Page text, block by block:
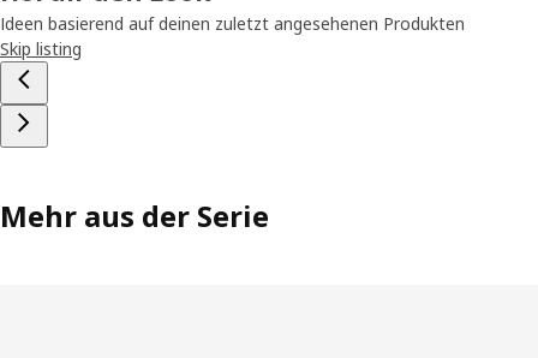
Ideen basierend auf deinen zuletzt angesehenen Produkten
Skip listing
Mehr aus der Serie